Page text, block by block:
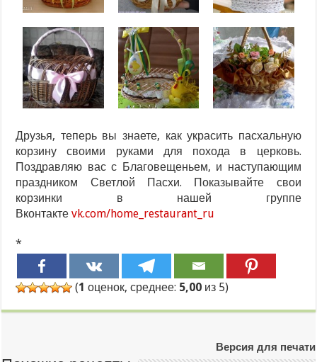
Друзья, теперь вы знаете, как украсить пасхальную
корзину своими руками для похода в церковь.
Поздравляю вас с Благовещеньем, и наступающим
праздником Светлой Пасхи. Показывайте свои
корзинки в нашей группе
Вконтактеvk.com/home_restaurant_ru
*
(1 оценок, среднее: 5,00 из 5)
Версия для печати